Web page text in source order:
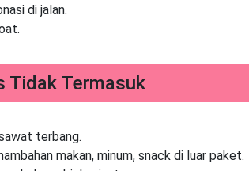
di jalan.
Tidak Termasuk
terbang.
makan, minum, snack di luar paket.